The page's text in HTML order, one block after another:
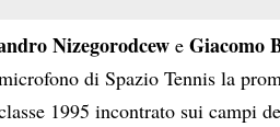
Nizegorodcew eGiacomo
di Spazio Tennis la
1995 incontrato sui campi